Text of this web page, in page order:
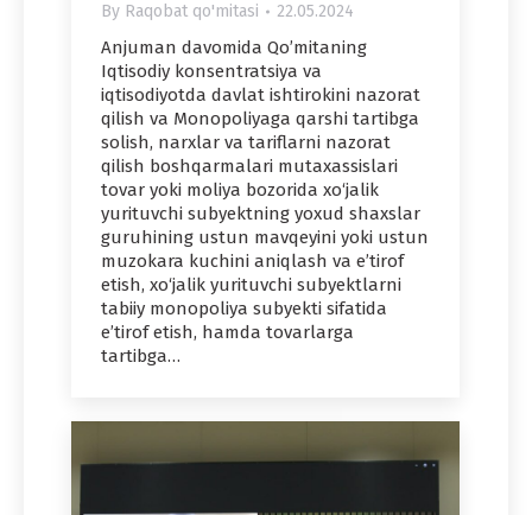
By Raqobat qo'mitasi 22.05.2024
Anjuman davomida Qo’mitaning
Iqtisodiy konsentratsiya va
iqtisodiyotda davlat ishtirokini nazorat
qilish va Monopoliyaga qarshi tartibga
solish, narxlar va tariflarni nazorat
qilish boshqarmalari mutaxassislari
tovar yoki moliya bozorida xo‘jalik
yurituvchi subyektning yoxud shaxslar
guruhining ustun mavqeyini yoki ustun
muzokara kuchini aniqlash va e’tirof
etish, xo‘jalik yurituvchi subyektlarni
tabiiy monopoliya subyekti sifatida
e’tirof etish, hamda tovarlarga
tartibga…